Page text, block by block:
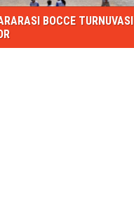
BOCCE TURNUVASI